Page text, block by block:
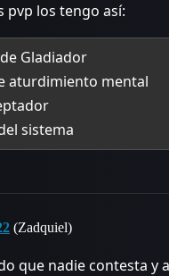
pvp los tengo así:
Gladiador
aturdimiento mental
sistema
(Zadquiel)
que nadie contesta